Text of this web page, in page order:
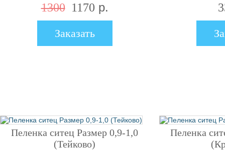
1300 1170 р.
Заказать
Пеленка ситец Размер 0,9-1,0
(Тейково)
Пеленка